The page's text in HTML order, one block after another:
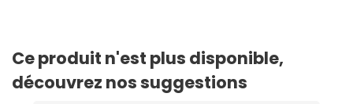
Ce produit n'est plus disponible,
découvrez nos suggestions